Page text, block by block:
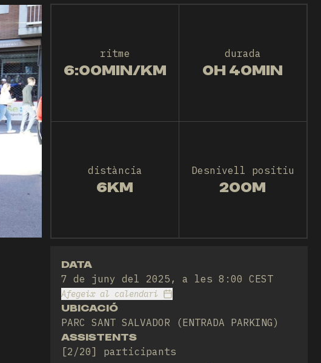
ritme
6:00MIN/KM
durada
0H 40MIN
distància
6KM
Desnivell positiu
200M
DATA
7 de juny del 2025, a les 8:00 CEST
Afegeix al calendari
UBICACIÓ
PARC SANT SALVADOR (ENTRADA PARKING)
ASSISTENTS
[2/20] participants